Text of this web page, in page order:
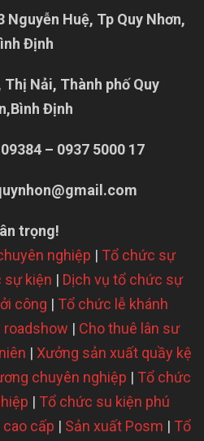
Nguyễn Huệ, Tp Quy Nhơn,
Định
Nải, Thành phố Quy
Bình Định
– 0937 5000 17
trọng!
nghiệp | Tổ chức sự
sự kiện | Dịch vụ tổ chức sự
công | Tổ chức lễ khánh
| Cho thuê lân sư
| Xưởng sản xuất quầy kệ
chuyên nghiệp | Tổ chức
| Tổ chức su kiện phú
cấp | Sản xuất Posm | Tổ